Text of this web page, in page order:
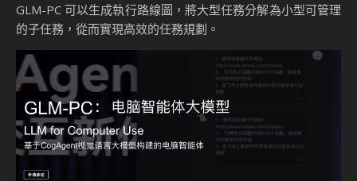
GLM-PC 可以生成執行路線圖，將大型任務分解為小型可管理
的子任務，從而實現高效的任務規劃。